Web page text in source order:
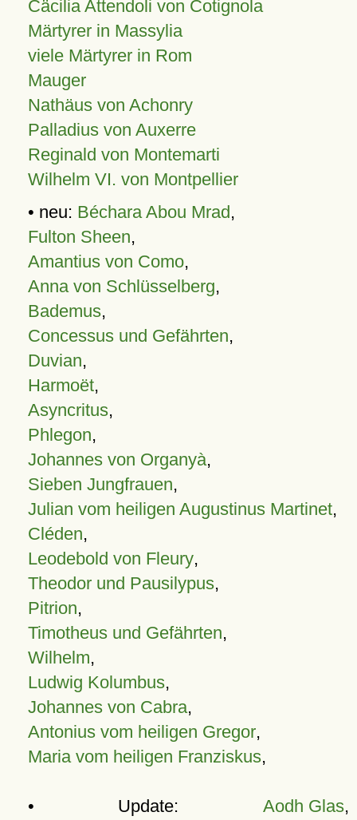
Cäcilia Attendoli von Cotignola
Märtyrer in Massylia
viele Märtyrer in Rom
Mauger
Nathäus von Achonry
Palladius von Auxerre
Reginald von Montemarti
Wilhelm VI. von Montpellier
• neu: Béchara Abou Mrad,
Fulton Sheen,
Amantius von Como,
Anna von Schlüsselberg,
Bademus,
Concessus und Gefährten,
Duvian,
Harmoët,
Asyncritus,
Phlegon,
Johannes von Organyà,
Sieben Jungfrauen,
Julian vom heiligen Augustinus Martinet,
Cléden,
Leodebold von Fleury,
Theodor und Pausilypus,
Pitrion,
Timotheus und Gefährten,
Wilhelm,
Ludwig Kolumbus,
Johannes von Cabra,
Antonius vom heiligen Gregor,
Maria vom heiligen Franziskus,
• Update: Aodh Glas,